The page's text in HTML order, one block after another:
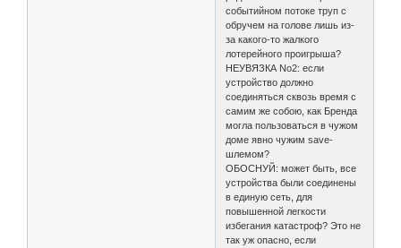
событийном потоке труп с
обручем на голове лишь из-
за какого-то жалкого
лотерейного проигрыша?
НЕУВЯЗКА No2: если
устройство должно
соединяться сквозь время с
самим же собою, как Бренда
могла пользоваться в чужом
доме явно чужим save-
шлемом?
ОБОСНУЙ: может быть, все
устройства были соединены
в единую сеть, для
повышенной легкости
избегания катастроф? Это не
так уж опасно, если